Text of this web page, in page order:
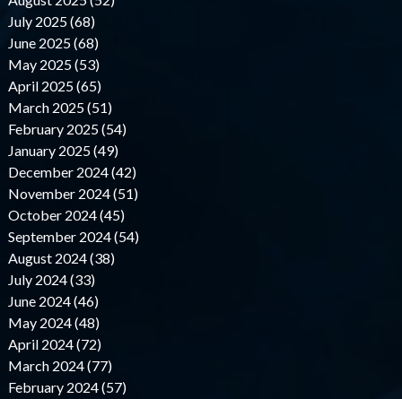
July 2025 (68)
June 2025 (68)
May 2025 (53)
April 2025 (65)
March 2025 (51)
February 2025 (54)
January 2025 (49)
December 2024 (42)
November 2024 (51)
October 2024 (45)
September 2024 (54)
August 2024 (38)
July 2024 (33)
June 2024 (46)
May 2024 (48)
April 2024 (72)
March 2024 (77)
February 2024 (57)